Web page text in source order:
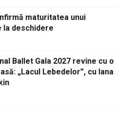
maturitatea unui
la deschidere
Ballet Gala 2027 revine cu o
„Lacul Lebedelor”, cu Iana